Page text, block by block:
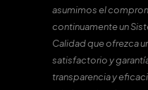
asumimos el
continuamente un
Calidad que ofrezca
satisfactorio y
transparencia y